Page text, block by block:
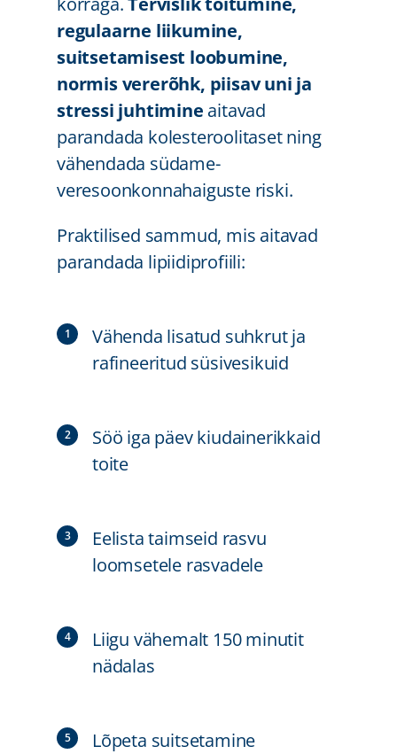
regulaarne liikumine,
suitsetamisest loobumine,
normis vererõhk, piisav uni ja
stressi juhtimine aitavad
parandada kolesteroolitaset ning
vähendada südame-
veresoonkonnahaiguste riski.
Praktilised sammud, mis aitavad
parandada lipiidiprofiili:
Vähenda lisatud suhkrut ja
rafineeritud süsivesikuid
Söö iga päev kiudainerikkaid
toite
Eelista taimseid rasvu
loomsetele rasvadele
Liigu vähemalt 150 minutit
nädalas
Lõpeta suitsetamine